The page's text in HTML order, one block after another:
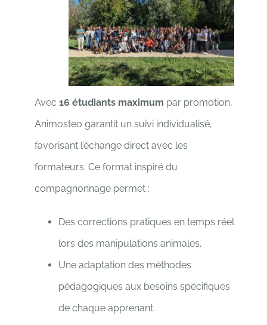
Avec16 étudiants maximum par promotion,
Animosteo garantit un suivi individualisé,
favorisant l’échange direct avec les
formateurs. Ce format inspiré du
compagnonnage permet :
Des corrections pratiques en temps réel
lors des manipulations animales.
Une adaptation des méthodes
pédagogiques aux besoins spécifiques
de chaque apprenant.